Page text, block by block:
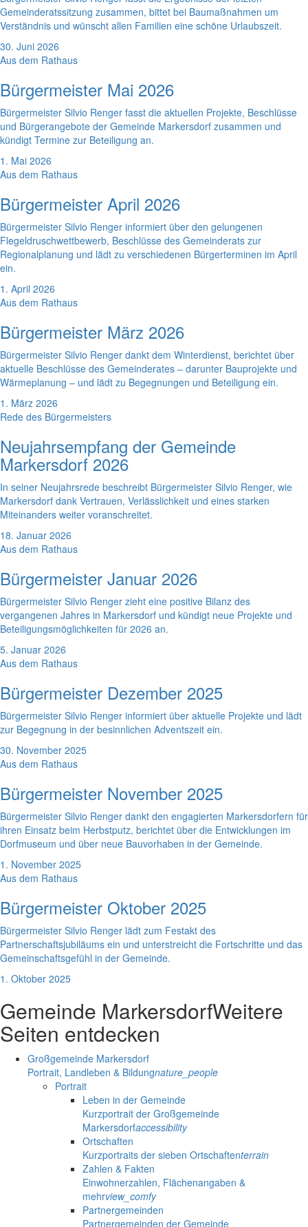
Gemeinderatssitzung zusammen, bittet bei Baumaßnahmen um
Verständnis und wünscht allen Familien eine schöne Urlaubszeit.
30. Juni 2026
Aus dem Rathaus
Bürgermeister Mai 2026
Bürgermeister Silvio Renger fasst die aktuellen Projekte, Beschlüsse
und Bürgerangebote der Gemeinde Markersdorf zusammen und
kündigt Termine zur Beteiligung an.
1. Mai 2026
Aus dem Rathaus
Bürgermeister April 2026
Bürgermeister Silvio Renger informiert über den gelungenen
Flegeldruschwettbewerb, Beschlüsse des Gemeinderats zur
Regionalplanung und lädt zu verschiedenen Bürgerterminen im April
ein.
1. April 2026
Aus dem Rathaus
Bürgermeister März 2026
Bürgermeister Silvio Renger dankt dem Winterdienst, berichtet über
aktuelle Beschlüsse des Gemeinderates – darunter Bauprojekte und
Wärmeplanung – und lädt zu Begegnungen und Beteiligung ein.
1. März 2026
Rede des Bürgermeisters
Neujahrsempfang der Gemeinde
Markersdorf 2026
In seiner Neujahrsrede beschreibt Bürgermeister Silvio Renger, wie
Markersdorf dank Vertrauen, Verlässlichkeit und eines starken
Miteinanders weiter voranschreitet.
18. Januar 2026
Aus dem Rathaus
Bürgermeister Januar 2026
Bürgermeister Silvio Renger zieht eine positive Bilanz des
vergangenen Jahres in Markersdorf und kündigt neue Projekte und
Beteiligungsmöglichkeiten für 2026 an.
5. Januar 2026
Aus dem Rathaus
Bürgermeister Dezember 2025
Bürgermeister Silvio Renger informiert über aktuelle Projekte und lädt
zur Begegnung in der besinnlichen Adventszeit ein.
30. November 2025
Aus dem Rathaus
Bürgermeister November 2025
Bürgermeister Silvio Renger dankt den engagierten Markersdorfern für
ihren Einsatz beim Herbstputz, berichtet über die Entwicklungen im
Dorfmuseum und über neue Bauvorhaben in der Gemeinde.
1. November 2025
Aus dem Rathaus
Bürgermeister Oktober 2025
Bürgermeister Silvio Renger lädt zum Festakt des
Partnerschaftsjubiläums ein und unterstreicht die Fortschritte und das
Gemeinschaftsgefühl in der Gemeinde.
1. Oktober 2025
Gemeinde MarkersdorfWeitere
Seiten entdecken
Großgemeinde Markersdorf
Portrait, Landleben & Bildungnature_people
Portrait
Leben in der Gemeinde
Kurzportrait der Großgemeinde
Markersdorfaccessibility
Ortschaften
Kurzportraits der sieben Ortschaftenterrain
Zahlen & Fakten
Einwohnerzahlen, Flächenangaben &
mehrview_comfy
Partnergemeinden
Partnergemeinden der Gemeinde